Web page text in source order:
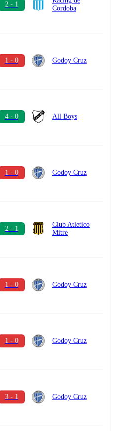
2 - 1
Cordoba
1 - 0 Godoy Cruz
4 - 0 All Boys
1 - 0 Godoy Cruz
2 - 1
Club Atletico
Mitre
1 - 0 Godoy Cruz
1 - 0 Godoy Cruz
3 - 1 Godoy Cruz